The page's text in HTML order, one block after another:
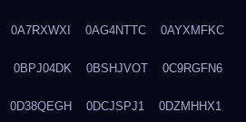
0A7RXWXI 0AG4NTTC 0AYXMFKC
0BPJ04DK 0BSHJVOT 0C9RGFN6
0D38QEGH 0DCJSPJ1 0DZMHHX1